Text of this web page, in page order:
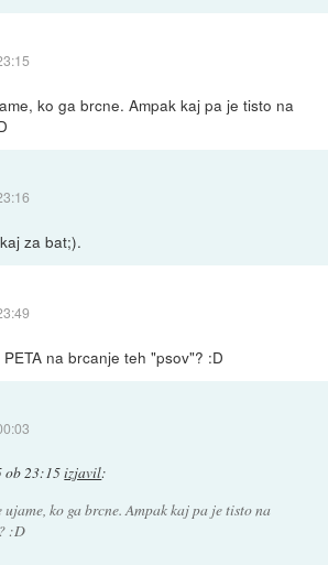
ko ga brcne. Ampak kaj pa je tisto na
za bat;).
na brcanje teh "psov"? :D
ob 23:15izjavil:
ujame, ko ga brcne. Ampak kaj pa je tisto na
:D